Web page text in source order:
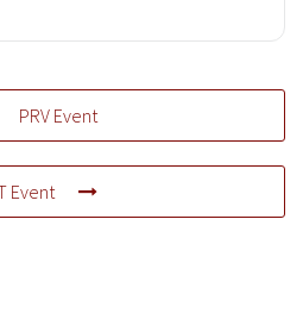
PRV Event
Event